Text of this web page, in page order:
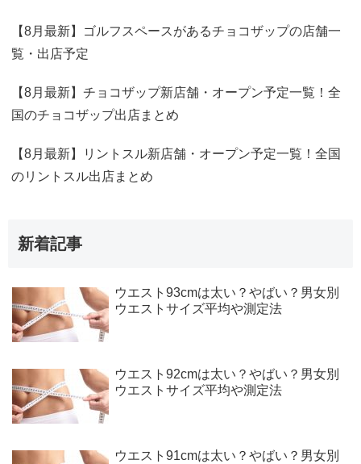
【8月最新】ゴルフスペースがあるチョコザップの店舗一
覧・出店予定
【8月最新】チョコザップ新店舗・オープン予定一覧！全
国のチョコザップ出店まとめ
【8月最新】リントスル新店舗・オープン予定一覧！全国
のリントスル出店まとめ
新着記事
ウエスト93cmは太い？やばい？男女別
ウエストサイズ平均や測定法
ウエスト92cmは太い？やばい？男女別
ウエストサイズ平均や測定法
ウエスト91cmは太い？やばい？男女別